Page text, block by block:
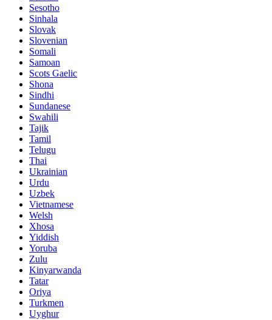
Sesotho
Sinhala
Slovak
Slovenian
Somali
Samoan
Scots Gaelic
Shona
Sindhi
Sundanese
Swahili
Tajik
Tamil
Telugu
Thai
Ukrainian
Urdu
Uzbek
Vietnamese
Welsh
Xhosa
Yiddish
Yoruba
Zulu
Kinyarwanda
Tatar
Oriya
Turkmen
Uyghur